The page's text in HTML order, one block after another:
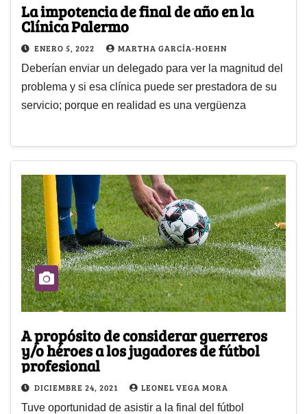
La impotencia de final de año en la
Clínica Palermo
ENERO 5, 2022 MARTHA GARCÍA-HOEHN
Deberían enviar un delegado para ver la magnitud del
problema y si esa clínica puede ser prestadora de su
servicio; porque en realidad es una vergüenza
A propósito de considerar guerreros
y/o héroes a los jugadores de fútbol
profesional
DICIEMBRE 24, 2021 LEONEL VEGA MORA
Tuve oportunidad de asistir a la final del fútbol